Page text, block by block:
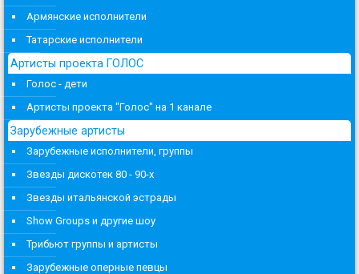
Армянские исполнители
Татарские исполнители
Артисты проекта ГОЛОС
Голос - дети
Артисты проекта "Голос" на 1 канале
Зарубежные артисты
Зарубежные исполнители, группы
Звезды дискотек 80 - 90-х
Звезды итальянской эстрады
Show Groups и другие шоу
Трибьют группы и артисты
Зарубежные оперные певцы